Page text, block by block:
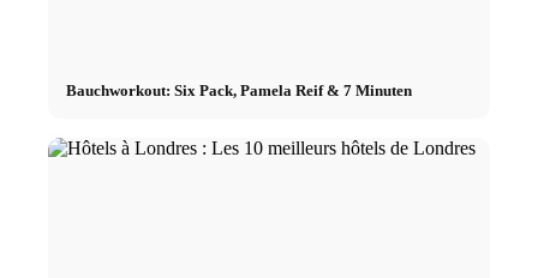
Bauchworkout: Six Pack, Pamela Reif & 7 Minuten